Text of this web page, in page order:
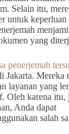
Selain itu,
untuk keperluan
yang
penerjemah
Jakarta. Mereka
layanan yang
Oleh karena itu,
Anda dapat
salah